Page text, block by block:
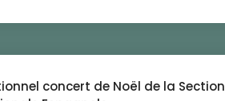
concert de Noël de la Section